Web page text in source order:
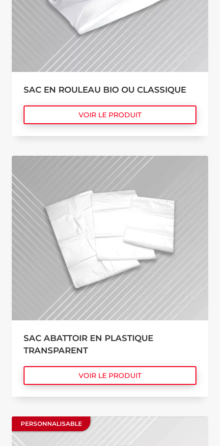
SAC EN ROULEAU BIO OU CLASSIQUE
VOIR LE PRODUIT
SAC ABATTOIR EN PLASTIQUE
TRANSPARENT
VOIR LE PRODUIT
PERSONNALISABLE
PERSONNALISABLE